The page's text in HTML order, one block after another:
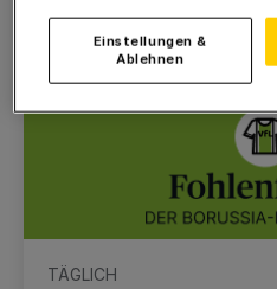
TÄGLICH
Einstellungen &
Ablehnen